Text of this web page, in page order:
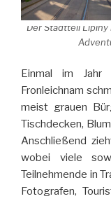
Der Stadtteil
Einmal im
Fronleichnam
meist grauen
Tischdecken,
Anschließend
wobei viele
Teilnehmende in
Fotografen,